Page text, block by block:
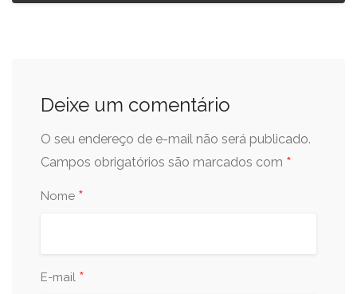
Deixe um comentário
O seu endereço de e-mail não será publicado.
Campos obrigatórios são marcados com *
Nome *
E-mail *